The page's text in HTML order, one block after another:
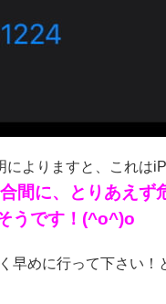
よりますと、これは
間に、とりあえず
うです！(^o^)o
めに行って下さい！